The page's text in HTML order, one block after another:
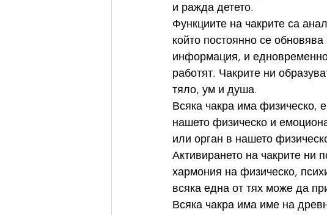
и ражда детето.
Функциите на чакрите са
който постоянно се
информация, и
работят. Чакрите ни
тяло, ум и душа.
Всяка чакра има физическо,
нашето физическо и
или орган в нашето
Активирането на чакрите
хармония на физическо,
всяка една от тях може да
Всяка чакра има име на